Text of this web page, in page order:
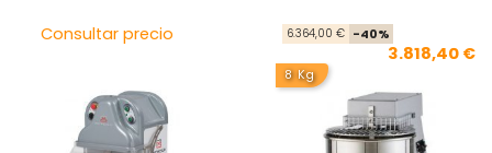
Consultar precio 6.364,00 € -40%
3.818,40 €
8 Kg